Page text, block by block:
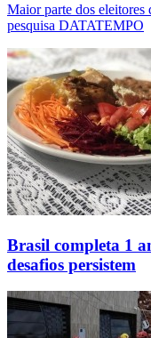
Maior parte dos eleitores
pesquisa DATATEMPO
Brasil completa 1
desafios persistem